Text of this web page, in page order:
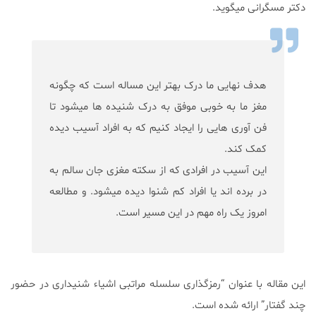
دکتر مسگرانی میگوید.
هدف نهایی ما درک بهتر این مساله است که چگونه
مغز ما به خوبی موفق به درک شنیده ها میشود تا
فن آوری هایی را ایجاد کنیم که به افراد آسیب دیده
کمک کند.
این آسیب در افرادی که از سکته مغزی جان سالم به
در برده اند یا افراد کم شنوا دیده میشود. و مطالعه
امروز یک راه مهم در این مسیر است.
این مقاله با عنوان “رمزگذاری سلسله مراتبی اشیاء شنیداری در حضور
چند گفتار” ارائه شده است.